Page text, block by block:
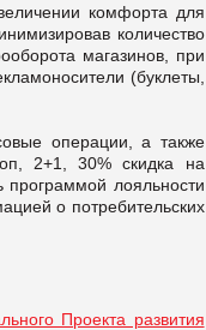
комфорта для
количество
магазинов, при
(буклеты,
операции, а также
2+1, 30% скидка на
программой лояльности
о потребительских
Проекта развития